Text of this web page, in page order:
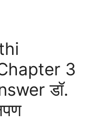
3
डॉ.